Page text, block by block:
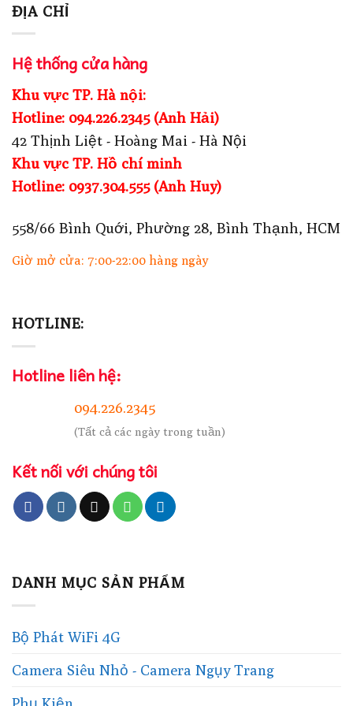
ĐỊA CHỈ
Hệ thống cửa hàng
Khu vực TP. Hà nội:
Hotline: 094.226.2345 (Anh Hải)
42 Thịnh Liệt - Hoàng Mai - Hà Nội
Khu vực TP. Hồ chí minh
Hotline: 0937.304.555 (Anh Huy)
558/66 Bình Quới, Phường 28, Bình Thạnh, HCM
Giờ mở cửa: 7:00-22:00 hàng ngày
HOTLINE:
Hotline liên hệ:
094.226.2345
(Tất cả các ngày trong tuần)
Kết nối với chúng tôi
DANH MỤC SẢN PHẨM
Bộ Phát WiFi 4G
Camera Siêu Nhỏ - Camera Ngụy Trang